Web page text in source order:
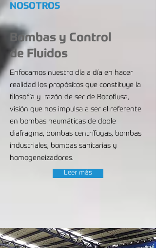
NOSOTROS
Bombas y Control
de Fluidos
Enfocamos nuestro día a día en hacer
realidad los propósitos que constituye la
filosofía y razón de ser de Bocoflusa,
visión que nos impulsa a ser el referente
en bombas neumáticas de doble
diafragma, bombas centrífugas, bombas
industriales, bombas sanitarias y
homogeneizadores.
Leer más